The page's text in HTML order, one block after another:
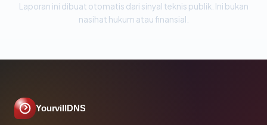
Laporan ini dibuat otomatis dari sinyal teknis publik. Ini bukan
nasihat hukum atau finansial.
YourvillDNS